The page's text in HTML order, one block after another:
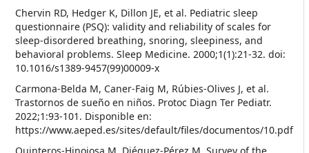
Chervin RD, Hedger K, Dillon JE, et al. Pediatric sleep
questionnaire (PSQ): validity and reliability of scales for
sleep-disordered breathing, snoring, sleepiness, and
behavioral problems. Sleep Medicine. 2000;1(1):21-32. doi:
10.1016/s1389-9457(99)00009-x
Carmona-Belda M, Caner-Faig M, Rúbies-Olives J, et al.
Trastornos de sueño en niños. Protoc Diagn Ter Pediatr.
2022;1:93-101. Disponible en:
https://www.aeped.es/sites/default/files/documentos/10.pdf